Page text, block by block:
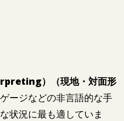
）（現地・対面形
ージなどの非言語的な手
状況に最も適していま